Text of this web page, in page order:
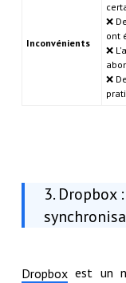
Inconvénients
❌
ont
❌
❌
3. Dropbox
Dropboxest un